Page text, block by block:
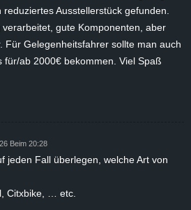
Ausstellerstück gefunden.
gute Komponenten, aber
Für Gelegenheitsfahrer sollte man auch
für/ab 2000€ bekommen. Viel Spaß
Beim 20:28
jeden Fall überlegen, welche Art von
Citxbike, … etc.